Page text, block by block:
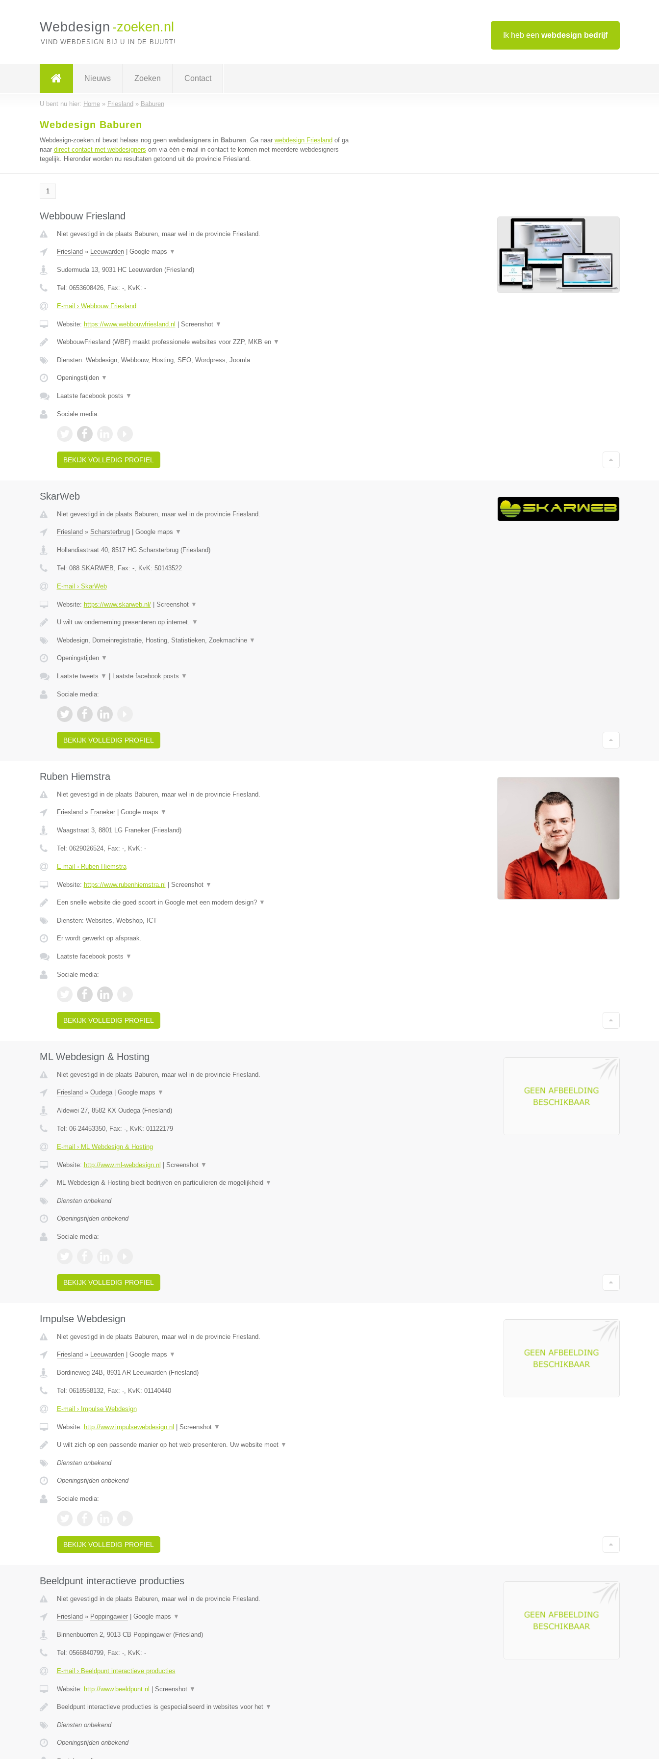
Ik heb een webdesign bedrijf
Webdesign -zoeken.nl
VIND WEBDESIGN BIJ U IN DE BUURT!
Nieuws Zoeken Contact
U bent nu hier: Home» Friesland » Baburen
Webdesign Baburen
Webdesign-zoeken.nl bevat helaas nog geen webdesigners in Baburen. Ga naar webdesign Friesland of ga
naar direct contact met webdesigners om via één e-mail in contact te komen met meerdere webdesigners
tegelijk. Hieronder worden nu resultaten getoond uit de provincie Friesland.
1
Webbouw Friesland
Niet gevestigd in de plaats Baburen, maar wel in de provincie Friesland.
Friesland » Leeuwarden| Google maps ▼
Sudermuda 13, 9031 HC Leeuwarden(Friesland)
Tel: 0653608426, Fax: -, KvK: -
E-mail › Webbouw Friesland
Website: https://www.webbouwfriesland.nl Screenshot ▼
WebbouwFriesland (WBF) maakt professionele websites voor ZZP, MKB en ▼
Diensten: Webdesign, Webbouw, Hosting, SEO, Wordpress, Joomla
Openingstijden ▼
Laatste facebook posts ▼
Sociale media:
BEKIJK VOLLEDIG PROFIEL
SkarWeb
Niet gevestigd in de plaats Baburen, maar wel in de provincie Friesland.
Friesland » Scharsterbrug| Google maps ▼
Hollandiastraat 40, 8517 HG Scharsterbrug(Friesland)
Tel: 088 SKARWEB, Fax: -, KvK: 50143522
E-mail › SkarWeb
Website: https://www.skarweb.nl/| Screenshot ▼
U wilt uw onderneming presenteren op internet. ▼
Webdesign, Domeinregistratie, Hosting, Statistieken, Zoekmachine ▼
Openingstijden ▼
Laatste tweets ▼ Laatste facebook posts ▼
Sociale media:
BEKIJK VOLLEDIG PROFIEL
Ruben Hiemstra
Niet gevestigd in de plaats Baburen, maar wel in de provincie Friesland.
Friesland » Franeker| Google maps ▼
Waagstraat 3, 8801 LG Franeker(Friesland)
Tel: 0629026524, Fax: -, KvK: -
E-mail › Ruben Hiemstra
Website: https://www.rubenhiemstra.nl Screenshot ▼
Een snelle website die goed scoort in Google met een modern design? ▼
Diensten: Websites, Webshop, ICT
Er wordt gewerkt op afspraak.
Laatste facebook posts ▼
Sociale media:
BEKIJK VOLLEDIG PROFIEL
ML Webdesign & Hosting
Niet gevestigd in de plaats Baburen, maar wel in de provincie Friesland.
Friesland » Oudega| Google maps ▼
Aldewei 27, 8582 KX Oudega(Friesland)
Tel: 06-24453350, Fax: -, KvK: 01122179
E-mail › ML Webdesign & Hosting
Website: http://www.ml-webdesign.nl Screenshot ▼
ML Webdesign & Hosting biedt bedrijven en particulieren de mogelijkheid ▼
Diensten onbekend
Openingstijden onbekend
Sociale media:
BEKIJK VOLLEDIG PROFIEL
Impulse Webdesign
Niet gevestigd in de plaats Baburen, maar wel in de provincie Friesland.
Friesland » Leeuwarden| Google maps ▼
Bordineweg 24B, 8931 AR Leeuwarden(Friesland)
Tel: 0618558132, Fax: -, KvK: 01140440
E-mail › Impulse Webdesign
Website: http://www.impulsewebdesign.nl Screenshot ▼
U wilt zich op een passende manier op het web presenteren. Uw website moet ▼
Diensten onbekend
Openingstijden onbekend
Sociale media:
BEKIJK VOLLEDIG PROFIEL
Beeldpunt interactieve producties
Niet gevestigd in de plaats Baburen, maar wel in de provincie Friesland.
Friesland » Poppingawier| Google maps ▼
Binnenbuorren 2, 9013 CB Poppingawier(Friesland)
Tel: 0566840799, Fax: -, KvK: -
E-mail › Beeldpunt interactieve producties
Website: http://www.beeldpunt.nl Screenshot ▼
Beeldpunt interactieve producties is gespecialiseerd in websites voor het ▼
Diensten onbekend
Openingstijden onbekend